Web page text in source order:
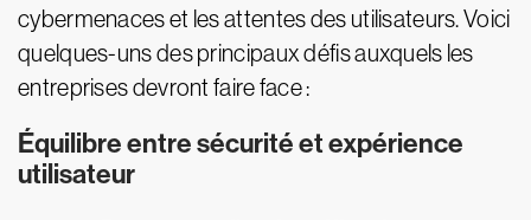
cybermenaces et les attentes des utilisateurs. Voici
quelques-uns des principaux défis auxquels les
entreprises devront faire face :
Équilibre entre sécurité et expérience
utilisateur